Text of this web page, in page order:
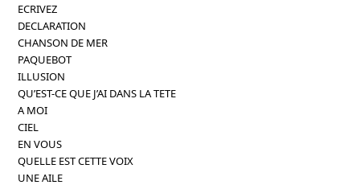
ECRIVEZ
DECLARATION
CHANSON DE MER
PAQUEBOT
ILLUSION
QU’EST-CE QUE J’AI DANS LA TETE
A MOI
CIEL
EN VOUS
QUELLE EST CETTE VOIX
UNE AILE